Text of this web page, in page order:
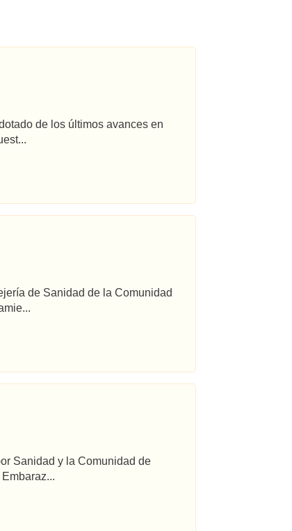
de los últimos avances en
de Sanidad de la Comunidad
Sanidad y la Comunidad de